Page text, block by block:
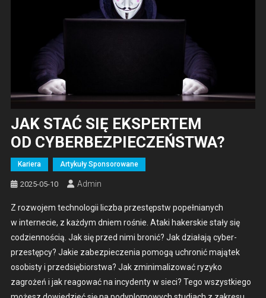
JAK STAĆ SIĘ EKSPERTEM
OD CYBERBEZPIECZEŃSTWA?
Kariera Artykuły Sponsorowane
2025-05-10 Admin
Z roz­wo­jem tech­nologii licz­ba przestępstw popeł­ni­anych
w internecie, z każdym dniem rośnie. Ata­ki hak­er­skie stały się
codzi­en­noś­cią. Jak się przed nimi bronić? Jak dzi­ała­ją cyber­
przestęp­cy? Jakie zabez­pieczenia pomogą uchronić majątek
oso­bisty i przed­siębiorstwa? Jak zmin­i­mal­i­zować ryzyko
zagrożeń i jak reagować na incy­den­ty w sieci? Tego wszys­tkiego